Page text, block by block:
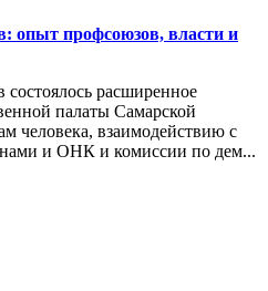
опыт профсоюзов, власти и
расширенное
палаты Самарской
человека, взаимодействию с
и ОНК и комиссии по дем...